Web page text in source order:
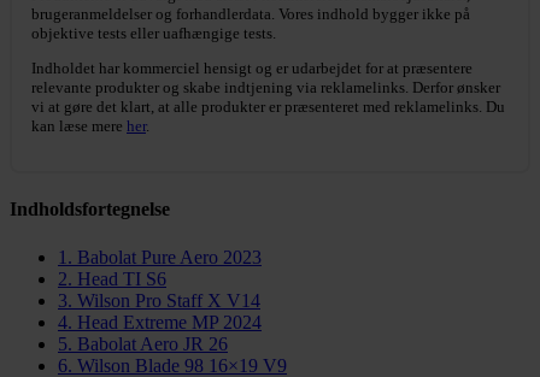
brugeranmeldelser og forhandlerdata. Vores indhold bygger ikke på
objektive tests eller uafhængige tests.
Indholdet har kommerciel hensigt og er udarbejdet for at præsentere
relevante produkter og skabe indtjening via reklamelinks. Derfor ønsker
vi at gøre det klart, at alle produkter er præsenteret med reklamelinks. Du
kan læse mere her.
Indholdsfortegnelse
1. Babolat Pure Aero 2023
2. Head TI S6
3. Wilson Pro Staff X V14
4. Head Extreme MP 2024
5. Babolat Aero JR 26
6. Wilson Blade 98 16×19 V9